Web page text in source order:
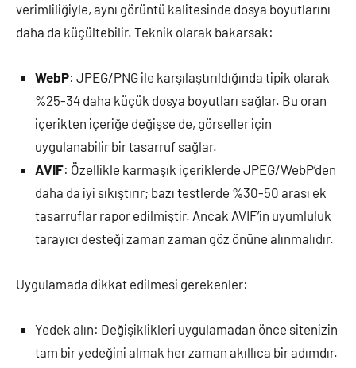
verimliliğiyle, aynı görüntü kalitesinde dosya boyutlarını
daha da küçültebilir. Teknik olarak bakarsak:
WebP: JPEG/PNG ile karşılaştırıldığında tipik olarak
%25-34 daha küçük dosya boyutları sağlar. Bu oran
içerikten içeriğe değişse de, görseller için
uygulanabilir bir tasarruf sağlar.
AVIF: Özellikle karmaşık içeriklerde JPEG/WebP’den
daha da iyi sıkıştırır; bazı testlerde %30-50 arası ek
tasarruflar rapor edilmiştir. Ancak AVIF’in uyumluluk
tarayıcı desteği zaman zaman göz önüne alınmalıdır.
Uygulamada dikkat edilmesi gerekenler:
Yedek alın: Değişiklikleri uygulamadan önce sitenizin
tam bir yedeğini almak her zaman akıllıca bir adımdır.